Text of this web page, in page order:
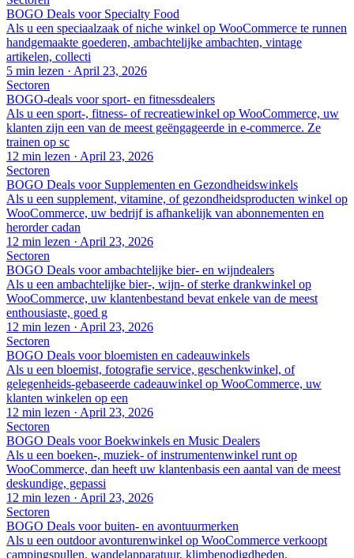
BOGO Deals voor Specialty Food
Als u een speciaalzaak of niche winkel op WooCommerce te runnen
handgemaakte goederen, ambachtelijke ambachten, vintage
artikelen, collecti
5 min lezen · April 23, 2026
Sectoren
BOGO-deals voor sport- en fitnessdealers
Als u een sport-, fitness- of recreatiewinkel op WooCommerce, uw
klanten zijn een van de meest geëngageerde in e-commerce. Ze
trainen op sc
12 min lezen · April 23, 2026
Sectoren
BOGO Deals voor Supplementen en Gezondheidswinkels
Als u een supplement, vitamine, of gezondheidsproducten winkel op
WooCommerce, uw bedrijf is afhankelijk van abonnementen en
herorder cadan
12 min lezen · April 23, 2026
Sectoren
BOGO Deals voor ambachtelijke bier- en wijndealers
Als u een ambachtelijke bier-, wijn- of sterke drankwinkel op
WooCommerce, uw klantenbestand bevat enkele van de meest
enthousiaste, goed g
12 min lezen · April 23, 2026
Sectoren
BOGO Deals voor bloemisten en cadeauwinkels
Als u een bloemist, fotografie service, geschenkwinkel, of
gelegenheids-gebaseerde cadeauwinkel op WooCommerce, uw
klanten winkelen op een
12 min lezen · April 23, 2026
Sectoren
BOGO Deals voor Boekwinkels en Music Dealers
Als u een boeken-, muziek- of instrumentenwinkel runt op
WooCommerce, dan heeft uw klantenbasis een aantal van de meest
deskundige, gepassi
12 min lezen · April 23, 2026
Sectoren
BOGO Deals voor buiten- en avontuurmerken
Als u een outdoor avonturenwinkel op WooCommerce verkoopt
campingspullen, wandelapparatuur, klimbenodigdheden,